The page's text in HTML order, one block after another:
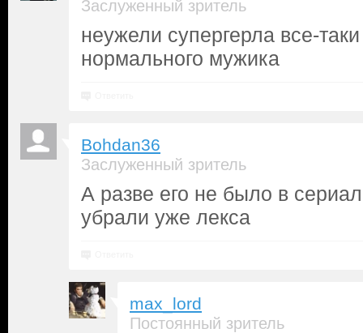
Заслуженный зритель
неужели супергерла все-таки
нормального мужика
Bohdan36
Заслуженный зритель
А разве его не было в
убрали уже лекса
max_lord
Постоянный зритель